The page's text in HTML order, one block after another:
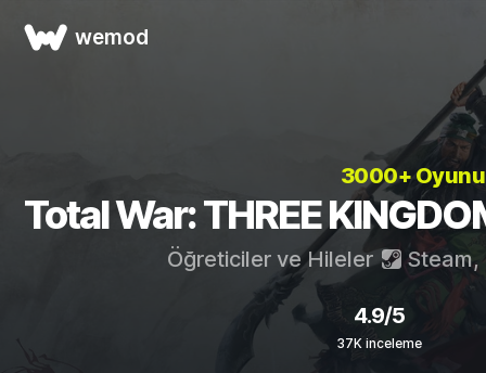
wemod
3000+
Total War: THREE
Öğreticiler ve Hileler Steam,
4.9/5
37K inceleme